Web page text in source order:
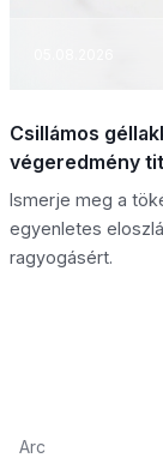
Csillámos
végeredmény
Ismerje meg a
egyenletes
ragyogásért.
Arc